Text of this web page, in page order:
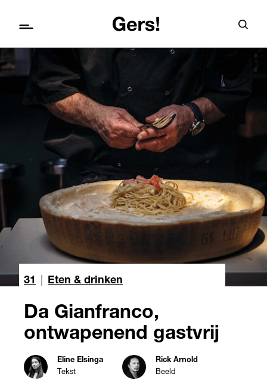
31 Eten & drinken
Da Gianfranco,
ontwapenend gastvrij
Eline Elsinga
Tekst
Rick Arnold
Beeld